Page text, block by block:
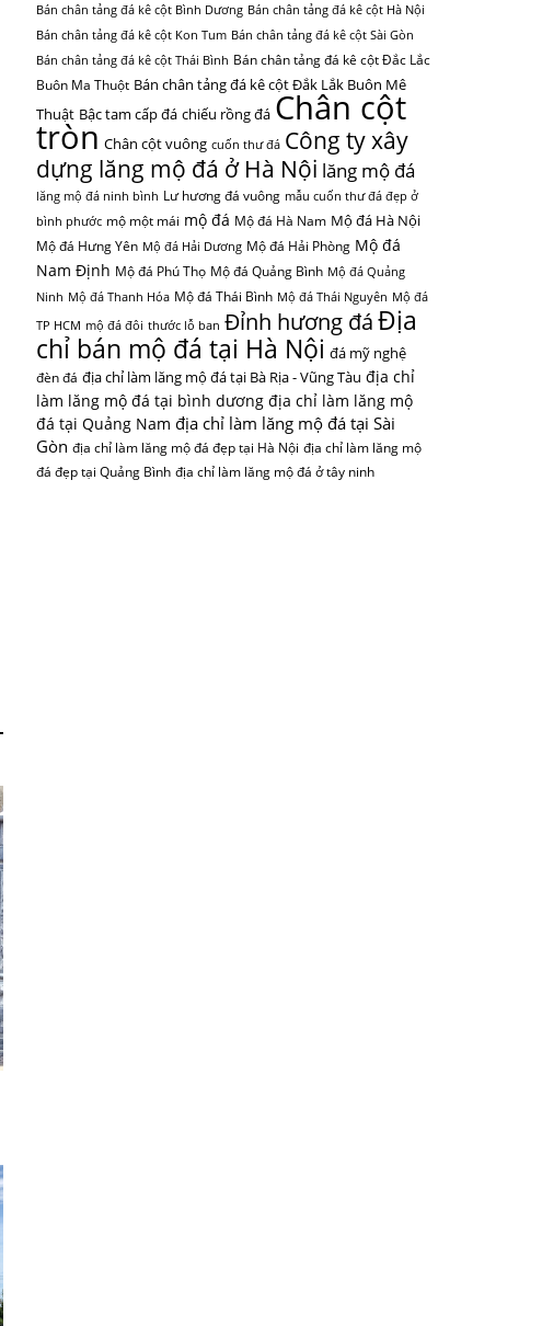
Bán chân tảng đá kê cột Bình Dương Bán chân tảng đá kê cột Hà Nội
Bán chân tảng đá kê cột Kon Tum Bán chân tảng đá kê cột Sài Gòn
Bán chân tảng đá kê cột Thái Bình Bán chân tảng đá kê cột Đắc Lắc
Buôn Ma Thuột Bán chân tảng đá kê cột Đắk Lắk Buôn Mê
Thuật Bậc tam cấp đá chiếu rồng đá Chân cột
tròn Chân cột vuông cuốn thư đá Công ty xây
dựng lăng mộ đá ở Hà Nội lăng mộ đá
lăng mộ đá ninh bình Lư hương đá vuông mẫu cuốn thư đá đẹp ở
bình phước mộ một mái mộ đá Mộ đá Hà Nam Mộ đá Hà Nội
Mộ đá Hưng Yên Mộ đá Hải Dương Mộ đá Hải Phòng Mộ đá
Nam Định Mộ đá Phú Thọ Mộ đá Quảng Bình Mộ đá Quảng
Ninh Mộ đá Thanh Hóa Mộ đá Thái Bình Mộ đá Thái Nguyên Mộ đá
TP HCM mộ đá đôi thước lỗ ban Đỉnh hương đáĐịa
chỉ bán mộ đá tại Hà Nội đá mỹ nghệ
đèn đá địa chỉ làm lăng mộ đá tại Bà Rịa - Vũng Tàu địa chỉ
làm lăng mộ đá tại bình dương địa chỉ làm lăng mộ
đá tại Quảng Nam địa chỉ làm lăng mộ đá tại Sài
Gòn địa chỉ làm lăng mộ đá đẹp tại Hà Nội địa chỉ làm lăng mộ
đá đẹp tại Quảng Bình địa chỉ làm lăng mộ đá ở tây ninh